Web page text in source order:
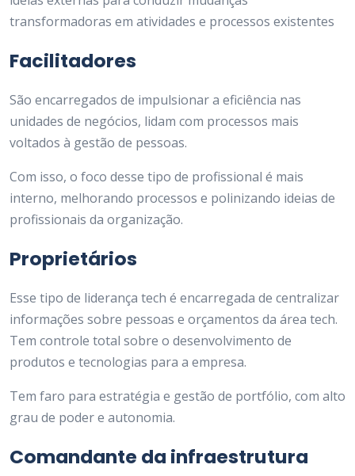
transformadoras em atividades e processos existentes
Facilitadores
São encarregados de impulsionar a eficiência nas
unidades de negócios, lidam com processos mais
voltados à gestão de pessoas.
Com isso, o foco desse tipo de profissional é mais
interno, melhorando processos e polinizando ideias de
profissionais da organização.
Proprietários
Esse tipo de liderança tech é encarregada de centralizar
informações sobre pessoas e orçamentos da área tech.
Tem controle total sobre o desenvolvimento de
produtos e tecnologias para a empresa.
Tem faro para estratégia e gestão de portfólio, com alto
grau de poder e autonomia.
Comandante da infraestrutura